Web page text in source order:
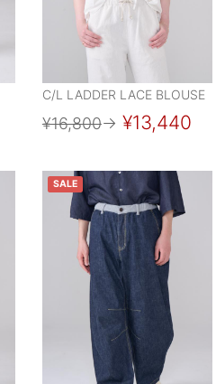
C/L LADDER LACE BLOUSE
¥16,800→ ¥13,440
SALE